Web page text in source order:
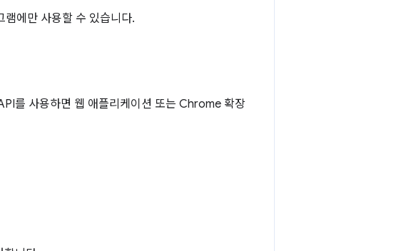
에만 사용할 수 있습니다.
를 사용하면 웹 애플리케이션 또는 Chrome 확장